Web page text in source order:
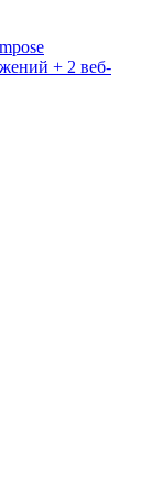
+ 2 веб-